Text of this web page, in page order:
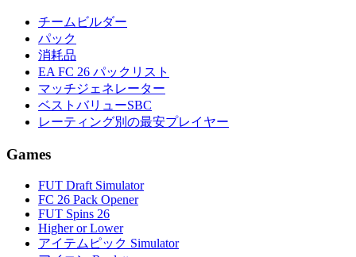
チームビルダー
パック
消耗品
EA FC 26 パックリスト
マッチジェネレーター
ベストバリューSBC
レーティング別の最安プレイヤー
Games
FUT Draft Simulator
FC 26 Pack Opener
FUT Spins 26
Higher or Lower
アイテムピック Simulator